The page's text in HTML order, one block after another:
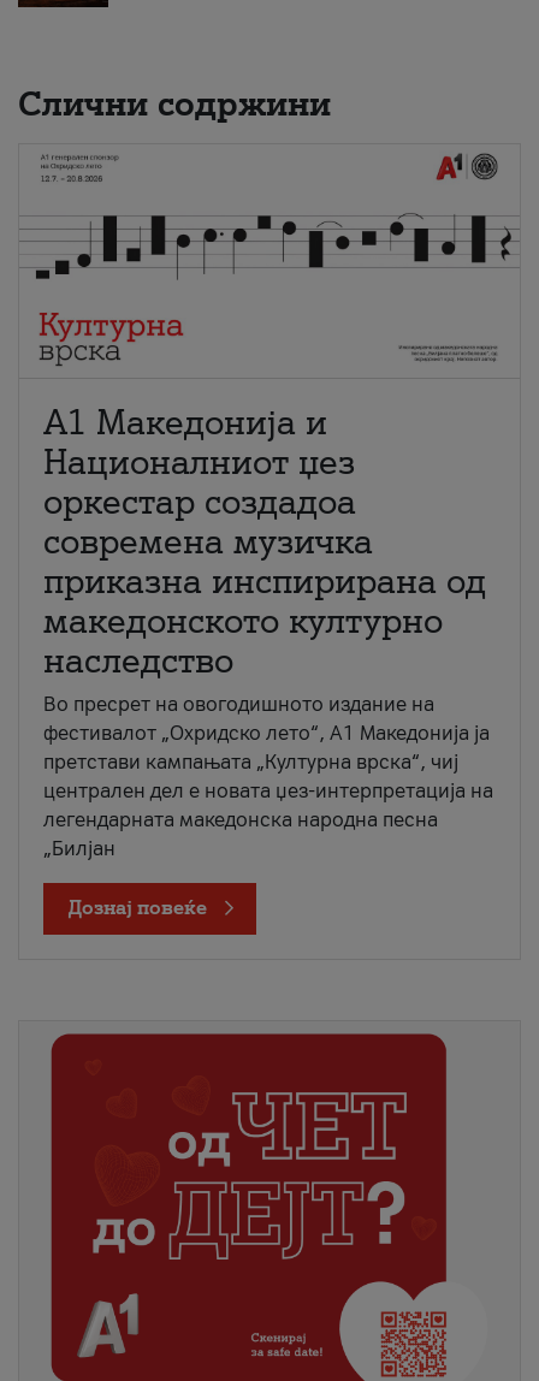
Слични содржини
А1 Македонија и
Националниот џез
оркестар создадоа
современа музичка
приказна инспирирана од
македонското културно
наследство
Во пресрет на овогодишното издание на
фестивалот „Охридско лето“, А1 Македонија ја
претстави кампањата „Културна врска“, чиј
централен дел е новата џез-интерпретација на
легендарната македонска народна песна
„Билјан
Дознај повеќе